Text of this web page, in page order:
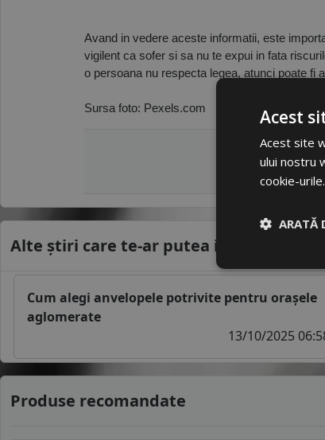
Avand in vedere aceste informatii, este
vigilent ca sofer si sa nu te expui in fata
o persoana nu respecta legea, atunci poate fi
Sursa foto: Pexels.com
Alte știri care te-ar putea interesa
Cum alegi anvelopele potrivite pentru orașele
aglomerate
13/10/2025
Produse recomandate
Acest
Acest site
ului nostru
cookie-urile.
ARATĂ